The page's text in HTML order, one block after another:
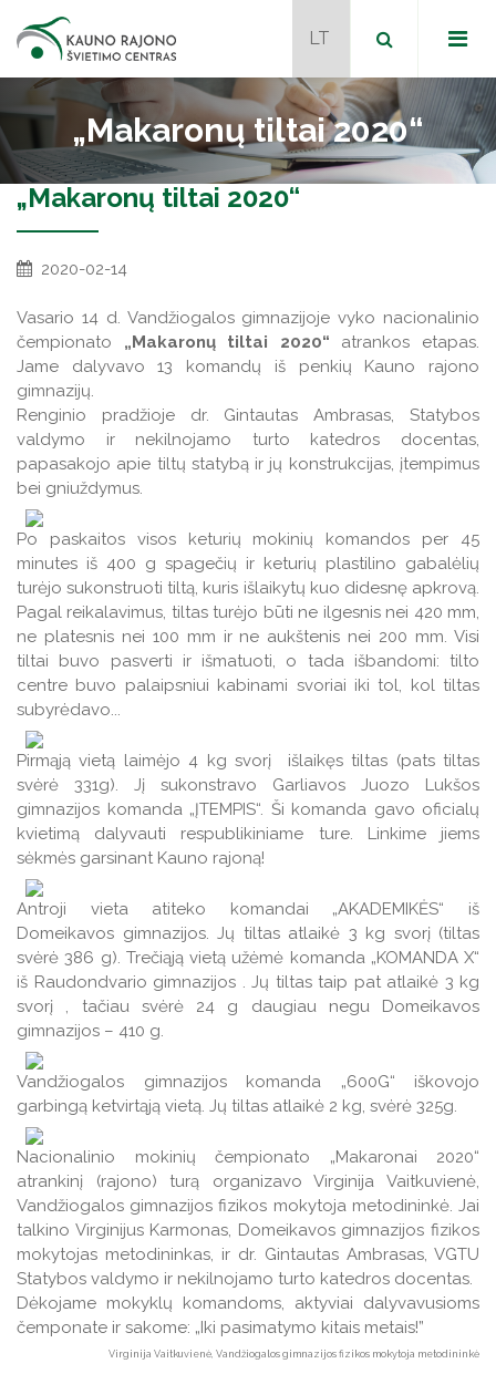
Dokumentai
Naujienos
Tvarkaraštis
Kontaktai
Projektai
Naudingos nuorodos TAU studentams
Leidiniai
Naujienos
JPK mokytojai mentoriai
Veiklos programos
Veiklos ataskaitos
„Makaronų tiltai 2020“
„Makaronų tiltai 2020“
2020-02-14
Vasario 14 d. Vandžiogalos gimnazijoje vyko nacionalinio
čempionato „Makaronų tiltai 2020“ atrankos etapas.
Jame dalyvavo 13 komandų iš penkių Kauno rajono
gimnazijų.
Renginio pradžioje dr. Gintautas Ambrasas, Statybos
valdymo ir nekilnojamo turto katedros docentas,
papasakojo apie tiltų statybą ir jų konstrukcijas, įtempimus
bei gniuždymus.
Po paskaitos visos keturių mokinių komandos per 45
minutes iš 400 g spagečių ir keturių plastilino gabalėlių
turėjo sukonstruoti tiltą, kuris išlaikytų kuo didesnę apkrovą.
Pagal reikalavimus, tiltas turėjo būti ne ilgesnis nei 420 mm,
ne platesnis nei 100 mm ir ne aukštenis nei 200 mm. Visi
tiltai buvo pasverti ir išmatuoti, o tada išbandomi: tilto
centre buvo palaipsniui kabinami svoriai iki tol, kol tiltas
subyrėdavo...
Pirmąją vietą laimėjo 4 kg svorį išlaikęs tiltas (pats tiltas
svėrė 331g). Jį sukonstravo Garliavos Juozo Lukšos
gimnazijos komanda „ĮTEMPIS“. Ši komanda gavo oficialų
kvietimą dalyvauti respublikiniame ture. Linkime jiems
sėkmės garsinant Kauno rajoną!
Antroji vieta atiteko komandai „AKADEMIKĖS“ iš
Domeikavos gimnazijos. Jų tiltas atlaikė 3 kg svorį (tiltas
svėrė 386 g). Trečiąją vietą užėmė komanda „KOMANDA X“
iš Raudondvario gimnazijos . Jų tiltas taip pat atlaikė 3 kg
svorį , tačiau svėrė 24 g daugiau negu Domeikavos
gimnazijos – 410 g.
Vandžiogalos gimnazijos komanda „600G“ iškovojo
garbingą ketvirtąją vietą. Jų tiltas atlaikė 2 kg, svėrė 325g.
Nacionalinio mokinių čempionato „Makaronai 2020“
atrankinį (rajono) turą organizavo Virginija Vaitkuvienė,
Vandžiogalos gimnazijos fizikos mokytoja metodininkė. Jai
talkino Virginijus Karmonas, Domeikavos gimnazijos fizikos
mokytojas metodininkas, ir dr. Gintautas Ambrasas, VGTU
Statybos valdymo ir nekilnojamo turto katedros docentas.
Dėkojame mokyklų komandoms, aktyviai dalyvavusioms
čemponate ir sakome: „Iki pasimatymo kitais metais!”
Virginija Vaitkuvienė, Vandžiogalos gimnazijos fizikos mokytoja metodininkė